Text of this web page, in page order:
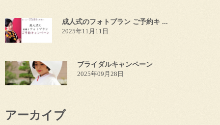
成人式のフォトプラン ご予約キ ...
2025年11月11日
ブライダルキャンペーン
2025年09月28日
アーカイブ